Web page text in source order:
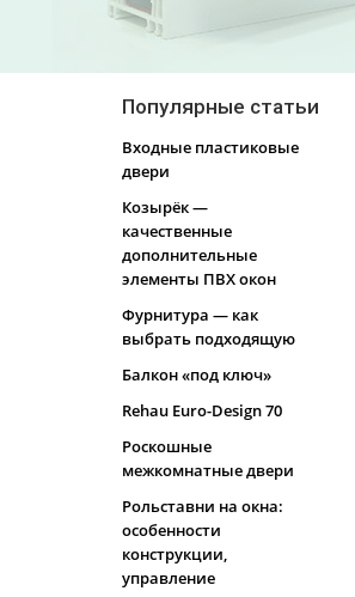
Популярные статьи
Входные пластиковые
двери
Козырёк —
качественные
дополнительные
элементы ПВХ окон
Фурнитура — как
выбрать подходящую
Балкон «под ключ»
Rehau Euro-Design 70
Роскошные
межкомнатные двери
Рольставни на окна:
особенности
конструкции,
управление